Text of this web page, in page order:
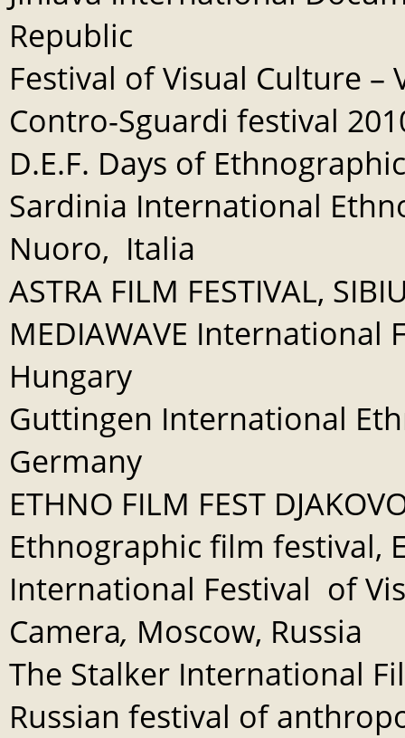
Republic
Festival of Visual Culture –
Contro-Sguardi festival
D.E.F. Days of
Sardinia International
Nuoro, Italia
ASTRA FILM FESTIVAL,
MEDIAWAVE International
Hungary
Guttingen International
Germany
ETHNO FILM FEST
Ethnographic film festival,
International Festival of
Camera, Moscow, Russia
The Stalker International
Russian festival of